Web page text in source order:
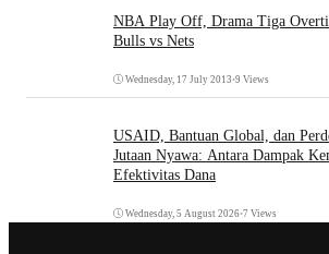
NBA Play Off, Drama Tiga
Bulls vs Nets
Wednesday, 17 July 2013 •9 Views
USAID, Bantuan Global, dan
Jutaan Nyawa: Antara Dampak
Efektivitas Dana
Wednesday, 5 August 2026•7 Views